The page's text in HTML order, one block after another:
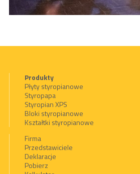
Produkty
Płyty styropianowe
Styropapa
Styropian XPS
Bloki styropianowe
Kształtki styropianowe
Firma
Przedstawiciele
Deklaracje
Pobierz